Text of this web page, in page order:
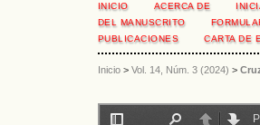
INICIO ACERCA DE
DEL MANUSCRITO
PUBLICACIONES
CARTA DE
Inicio> Vol. 14, Núm. 3 (2024) >